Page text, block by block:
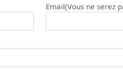
Email(Vous ne serez